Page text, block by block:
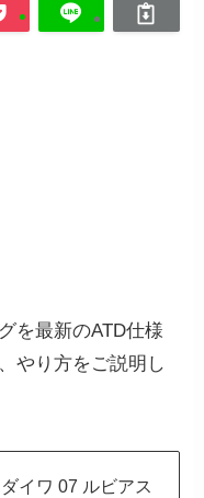
を最新のATD仕様
やり方をご説明し
イワ 07 ルビアス